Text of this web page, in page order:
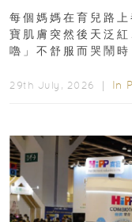
每個媽媽在育兒路
寶肌膚突然後天泛
嚕」不舒服而哭鬧
29th July, 2026 ｜ In